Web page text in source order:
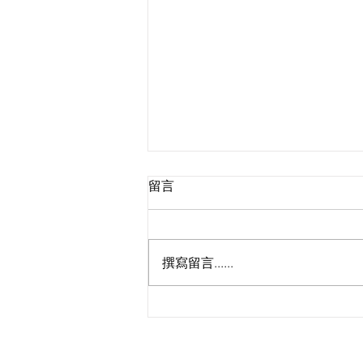
留言
撰寫留言......